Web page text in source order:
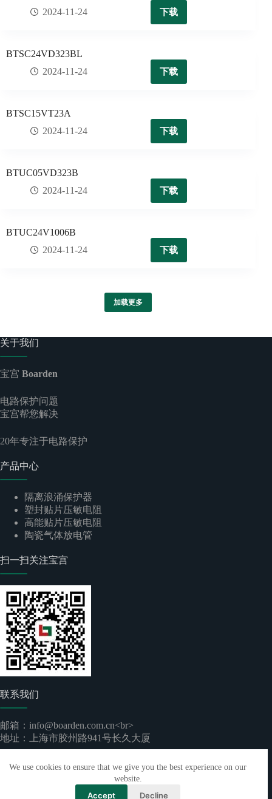
We use cookies to ensure that we give you the best experience on our
website.
Accept Decline
2024-11-24
下载
BTSC24VD323BL
2024-11-24
下载
BTSC15VT23A
2024-11-24
下载
BTUC05VD323B
2024-11-24
下载
BTUC24V1006B
2024-11-24
下载
加载更多
关于我们
宝宫 Boarden
电路保护问题
宝宫帮您解决
20年专注于电路保护
产品中心
隔离浪涌保护器
塑封贴片压敏电阻
高能贴片压敏电阻
陶瓷气体放电管
扫一扫关注宝宫
联系我们
邮箱：info@boarden.com.cn<br>
地址：上海市胶州路941号长久大厦
版权所有 © 2026 -上海宝宫实业有限公司 ｜沪ICP备
2024096892号-1